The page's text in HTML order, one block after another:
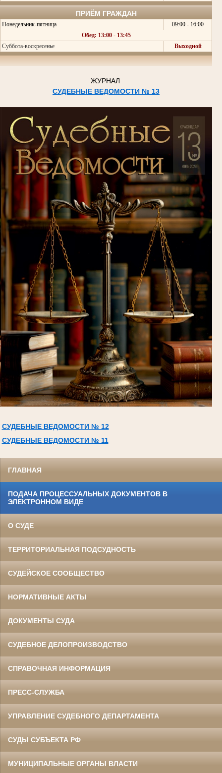
ПРИЁМ ГРАЖДАН
Понедельник-пятница
09:00 - 16:00
Обед: 13:00 - 13:45
Суббота-воскресенье
Выходной
ЖУРНАЛ
СУДЕБНЫЕ ВЕДОМОСТИ № 13
СУДЕБНЫЕ ВЕДОМОСТИ № 12
СУДЕБНЫЕ ВЕДОМОСТИ № 11
ГЛАВНАЯ
ПОДАЧА ПРОЦЕССУАЛЬНЫХ ДОКУМЕНТОВ В
ЭЛЕКТРОННОМ ВИДЕ
О СУДЕ
ТЕРРИТОРИАЛЬНАЯ ПОДСУДНОСТЬ
СУДЕЙСКОЕ СООБЩЕСТВО
НОРМАТИВНЫЕ АКТЫ
ДОКУМЕНТЫ СУДА
СУДЕБНОЕ ДЕЛОПРОИЗВОДСТВО
СПРАВОЧНАЯ ИНФОРМАЦИЯ
ПРЕСС-СЛУЖБА
УПРАВЛЕНИЕ СУДЕБНОГО ДЕПАРТАМЕНТА
СУДЫ СУБЪЕКТА РФ
МУНИЦИПАЛЬНЫЕ ОРГАНЫ ВЛАСТИ